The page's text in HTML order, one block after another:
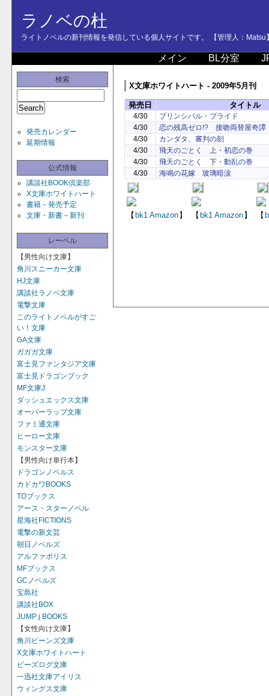
ラノベの杜
ライトノベルの新刊情報を発信している個人サイトです。 【管理人：Matsu
メイン BL分室
検索
発売カレンダー
延期情報
公式情報
講談社BOOK倶楽部
X文庫ホワイトハート
書籍－発売予定
文庫・新書－新刊
レーベル
【男性向け文庫】
角川スニーカー文庫
HJ文庫
講談社ラノベ文庫
電撃文庫
このライトノベルがすご
い！文庫
GA文庫
ガガガ文庫
富士見ファンタジア文庫
富士見ドラゴンブック
MF文庫J
ダッシュエックス文庫
オーバーラップ文庫
ファミ通文庫
ヒーロー文庫
モンスター文庫
【男性向け単行本】
ドラゴンノベルス
カドカワBOOKS
TOブックス
アース・スターノベル
星海社FICTIONS
電撃の新文芸
朝日ノベルズ
アルファポリス
MFブックス
GCノベルズ
宝島社
講談社BOX
JUMP j BOOKS
【女性向け文庫】
角川ビーンズ文庫
X文庫ホワイトハート
ビーズログ文庫
一迅社文庫アイリス
ウィングス文庫
X文庫ホワイトハート - 2009年5月刊
発売日 タイトル
4/30
プリンシパル・プライド
4/30
恋の残高ゼロ!? 接吻両替屋奇譚
4/30
カンダタ、審判の刻
4/30
飛天のごとく 上・初恋の巻
4/30
飛天のごとく 下・動乱の巻
4/30
海鳴の花嫁 玻璃暗涙
【 bk1 Amazon 】 【 bk1 Amazon 】 【